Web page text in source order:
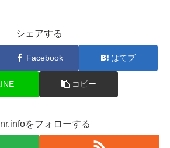
シェアする
Facebook はてブ
コピー
をフォローする